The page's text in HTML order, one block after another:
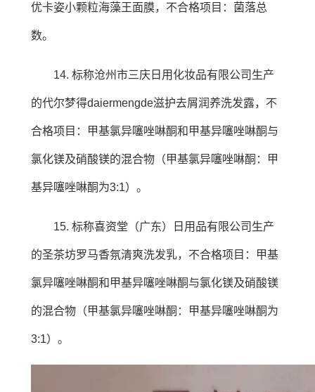
优卡姿小颗粒海藻王面膜，不合格项目：菌落总
数。
14. 标称沧州市三庆日用化妆品有限公司生产
的代尔梦得daiermengde滋护去屑润养洗发露，不
合格项目：甲基氯异噻唑啉酮和甲基异噻唑啉酮与
氯化镁及硝酸镁的混合物（甲基氯异噻唑啉酮：甲
基异噻唑啉酮为3:1）。
15. 标称喜资堂（广东）日用品有限公司生产
的圣茶坊罗马香氛清爽洗发乳，不合格项目：甲基
氯异噻唑啉酮和甲基异噻唑啉酮与氯化镁及硝酸镁
的混合物（甲基氯异噻唑啉酮：甲基异噻唑啉酮为
3:1）。